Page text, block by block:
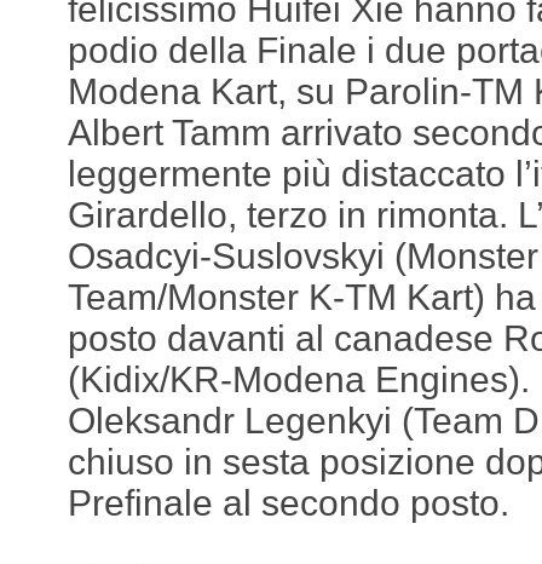
felicissimo Huifei Xie hanno
podio della Finale i due
Modena Kart, su Parolin-TM
Albert Tamm arrivato
leggermente più distaccato
Girardello, terzo in rimonta.
Osadcyi-Suslovskyi
Team/Monster K-TM Kart)
posto davanti al canadese
(Kidix/KR-Modena Engines).
Oleksandr Legenkyi (Team
chiuso in sesta posizione
Prefinale al secondo posto.